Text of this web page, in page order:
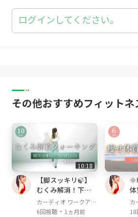
🎁あなたのリンパ流れ度診断
🎁 1週間リンパのスタンプラリー
※使い方解説付き
🎁 1週間全身ダイエット🔥老廃物
----------------------------------------
👉https://lin.ee/Xmjqn3j
----------------------------------------
私も辛い筋トレは苦手・・・😭
これなら頑張りすぎずにふくらは
できるよ！！！
ログインしてください。
その他おすすめフィットネ
10:18
【脚スッキリ🍃】
むくみ解消！下半
身の巡りを整える
室内ウォーキング
カーディオ ワークアウ
ト / Cardio Workout
6回視聴・ 1ヵ月前
体
カ
ト
18